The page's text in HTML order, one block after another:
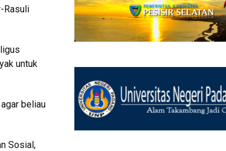
Rasuli
untuk
beliau
Sosial,